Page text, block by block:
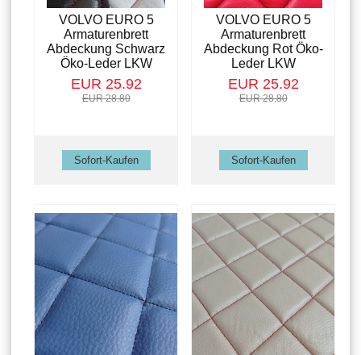
VOLVO EURO 5
Armaturenbrett
Abdeckung Schwarz
Öko-Leder LKW
EUR 25.92
EUR 28.80
VOLVO EURO 5
Armaturenbrett
Abdeckung Rot Öko-
Leder LKW
EUR 25.92
EUR 28.80